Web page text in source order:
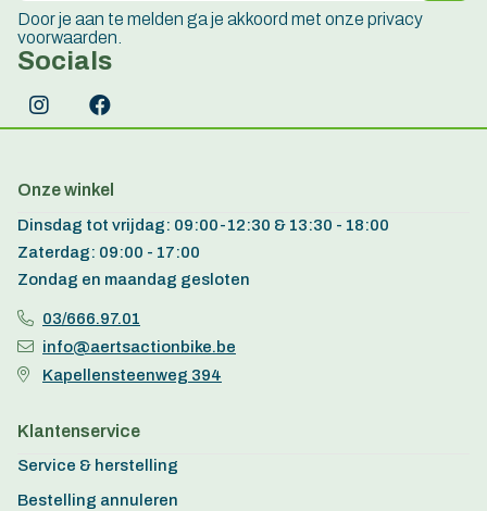
Door je aan te melden ga je akkoord met onze privacy
voorwaarden.
Socials
Onze winkel
Dinsdag tot vrijdag: 09:00-12:30 & 13:30 - 18:00
Zaterdag: 09:00 - 17:00
Zondag en maandag gesloten
03/666.97.01
info@aertsactionbike.be
Kapellensteenweg 394
Klantenservice
Service & herstelling
Bestelling annuleren